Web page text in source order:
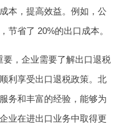
本，提高效益。例如，公
节省了 20%的出口成本。
，企业需要了解出口退税
利享受出口退税政策。北
务和丰富的经验，能够为
业在进出口业务中取得更